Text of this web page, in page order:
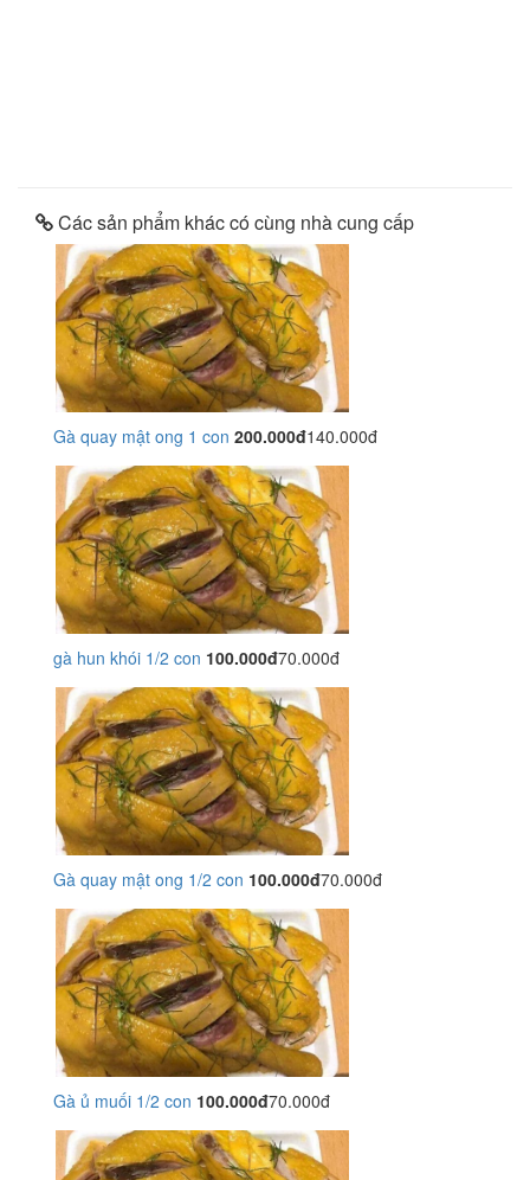
Các sản phẩm khác có cùng nhà cung cấp
Gà quay mật ong 1 con 200.000đ140.000đ
gà hun khói 1/2 con 100.000đ70.000đ
Gà quay mật ong 1/2 con 100.000đ70.000đ
Gà ủ muối 1/2 con 100.000đ70.000đ